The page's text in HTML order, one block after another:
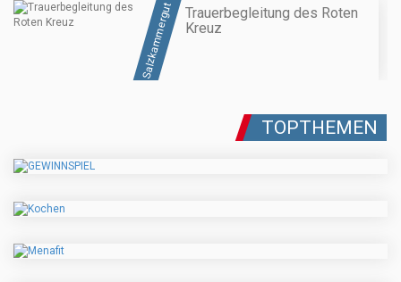
Salzkammergut
Trauerbegleitung des Roten
Kreuz
TOPTHEMEN